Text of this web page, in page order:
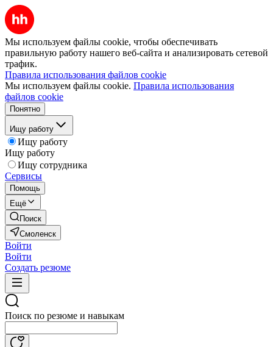
Мы используем файлы cookie, чтобы обеспечивать
правильную работу нашего веб-сайта и анализировать сетевой
трафик.
Правила использования файлов cookie
Мы используем файлы cookie. Правила использования
файлов cookie
Понятно
Ищу работу
Ищу работу
Ищу работу
Ищу сотрудника
Сервисы
Помощь
Ещё
Поиск
Смоленск
Войти
Войти
Создать резюме
Поиск по резюме и навыкам